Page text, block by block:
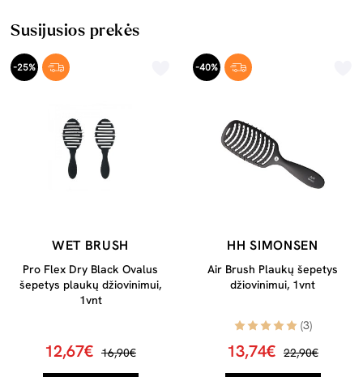
Susijusios prekės
-25%
WET BRUSH
Pro Flex Dry Black Ovalus
šepetys plaukų džiovinimui,
1vnt
12,67€ 16,90€
-40%
HH SIMONSEN
Air Brush Plaukų šepetys
džiovinimui, 1vnt
(3)
13,74€ 22,90€